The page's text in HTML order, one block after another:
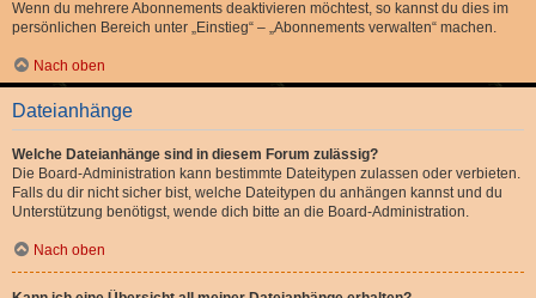
Wenn du mehrere Abonnements deaktivieren möchtest, so kannst du dies im
persönlichen Bereich unter „Einstieg“ – „Abonnements verwalten“ machen.
Nach oben
Dateianhänge
Welche Dateianhänge sind in diesem Forum zulässig?
Die Board-Administration kann bestimmte Dateitypen zulassen oder verbieten.
Falls du dir nicht sicher bist, welche Dateitypen du anhängen kannst und du
Unterstützung benötigst, wende dich bitte an die Board-Administration.
Nach oben